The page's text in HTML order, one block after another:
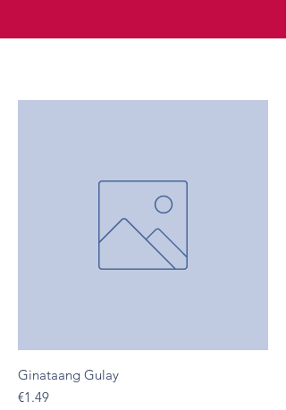
Ginataang Gulay
Presyo
€1.49